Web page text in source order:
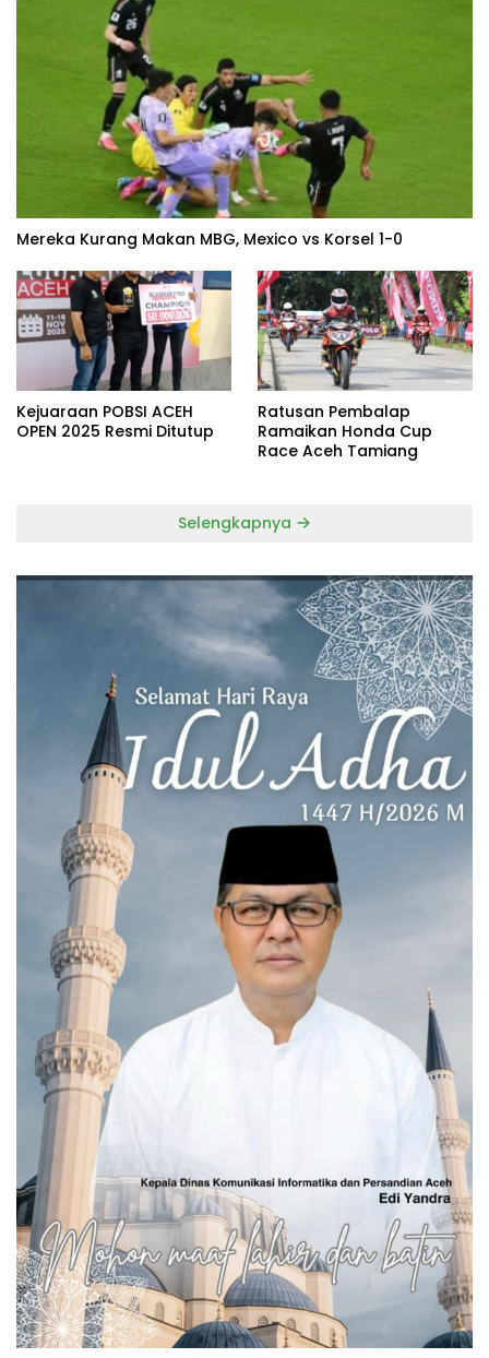
Mereka Kurang Makan MBG, Mexico vs Korsel 1-0
Kejuaraan POBSI ACEH
OPEN 2025 Resmi Ditutup
Ratusan Pembalap
Ramaikan Honda Cup
Race Aceh Tamiang
Selengkapnya